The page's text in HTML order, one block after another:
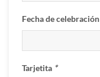
Fecha de celebración
Tarjetita *